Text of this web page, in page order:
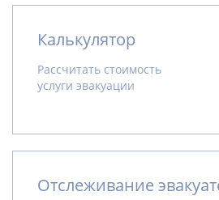
Калькулятор
Рассчитать стоимость
услуги эвакуации
Отслеживание